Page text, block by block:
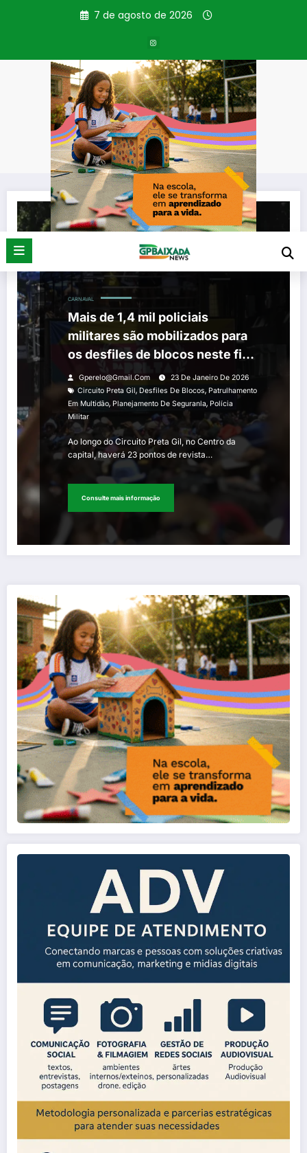
7 de agosto de 2026
Tag: desfiles de blocos
Página inicial desfiles de blocos
CARNAVAL
Mais de 1,4 mil policiais
militares são mobilizados para
os desfiles de blocos neste fim
de semana
Gperelo@gmail.com
23 De Janeiro De 2026
Circuito Preta Gil, Desfiles De Blocos, Patrulhamento
Em Multidão, Planejamento De Seguranla, Polícia
Militar
Ao longo do Circuito Preta Gil, no Centro da
capital, haverá 23 pontos de revista…
Consulte mais informação